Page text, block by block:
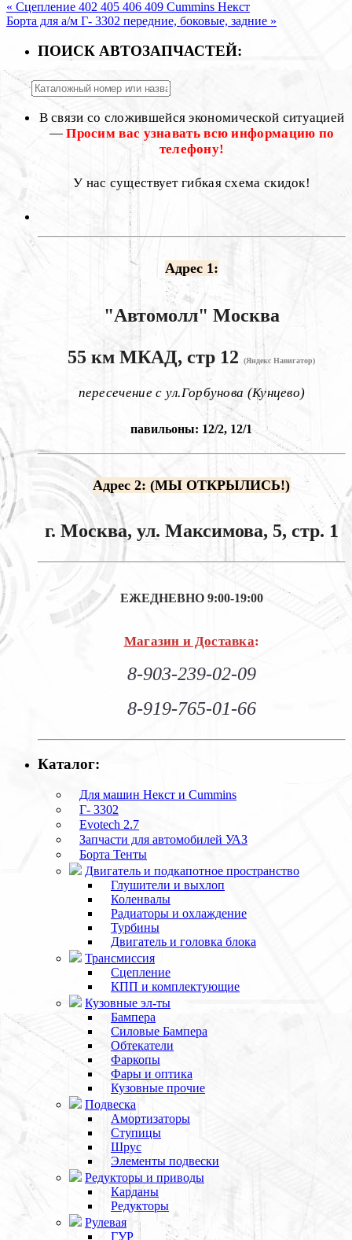
« Сцепление 402 405 406 409 Cummins Некст
Борта для а/м Г- 3302 передние, боковые, задние »
ПОИСК АВТОЗАПЧАСТЕЙ:
В связи со сложившейся экономической ситуацией
—Просим вас узнавать всю информацию по
телефону!
У нас существует гибкая схема скидок!
Адрес 1:
"Автомолл" Москва
55 км МКАД, стр 12 (Яндекс Навигатор)
пересечение с ул.Горбунова (Кунцево)
павильоны: 12/2, 12/1
Адрес 2: (МЫ ОТКРЫЛИСЬ!)
г. Москва, ул. Максимова, 5, стр. 1
ЕЖЕДНЕВНО 9:00-19:00
Магазин и Доставка:
8-903-239-02-09
8-919-765-01-66
Каталог:
Для машин Некст и Cummins
Г- 3302
Evotech 2.7
Запчасти для автомобилей УАЗ
Борта Тенты
Двигатель и подкапотное пространство
Глушители и выхлоп
Коленвалы
Радиаторы и охлаждение
Турбины
Двигатель и головка блока
Трансмиссия
Сцепление
КПП и комплектующие
Кузовные эл-ты
Бампера
Силовые Бампера
Обтекатели
Фаркопы
Фары и оптика
Кузовные прочие
Подвеска
Амортизаторы
Ступицы
Шрус
Элементы подвески
Редукторы и приводы
Карданы
Редукторы
Рулевая
ГУР